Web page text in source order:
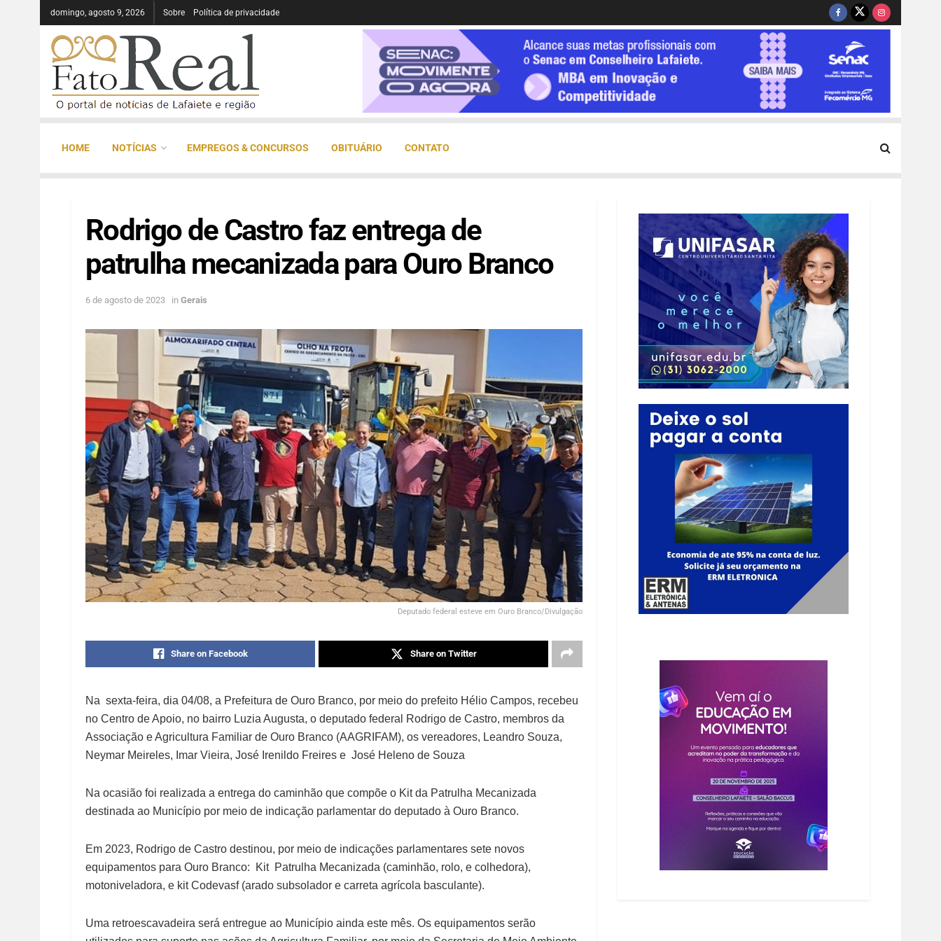
domingo, agosto 9, 2026 Sobre Política de privacidade
HOME NOTÍCIAS EMPREGOS & CONCURSOS OBITUÁRIO CONTATO
Rodrigo de Castro faz entrega de
patrulha mecanizada para Ouro Branco
6 de agosto de 2023 in Gerais
Deputado federal esteve em Ouro Branco/Divulgação
Share on Facebook Share on Twitter
Na sexta-feira, dia 04/08, a Prefeitura de Ouro Branco, por meio do prefeito Hélio Campos, recebeu
no Centro de Apoio, no bairro Luzia Augusta, o deputado federal Rodrigo de Castro, membros da
Associação e Agricultura Familiar de Ouro Branco (AAGRIFAM), os vereadores, Leandro Souza,
Neymar Meireles, Imar Vieira, José Irenildo Freires e José Heleno de Souza
Na ocasião foi realizada a entrega do caminhão que compõe o Kit da Patrulha Mecanizada
destinada ao Município por meio de indicação parlamentar do deputado à Ouro Branco.
Em 2023, Rodrigo de Castro destinou, por meio de indicações parlamentares sete novos
equipamentos para Ouro Branco: Kit Patrulha Mecanizada (caminhão, rolo, e colhedora),
motoniveladora, e kit Codevasf (arado subsolador e carreta agrícola basculante).
Uma retroescavadeira será entregue ao Município ainda este mês. Os equipamentos serão